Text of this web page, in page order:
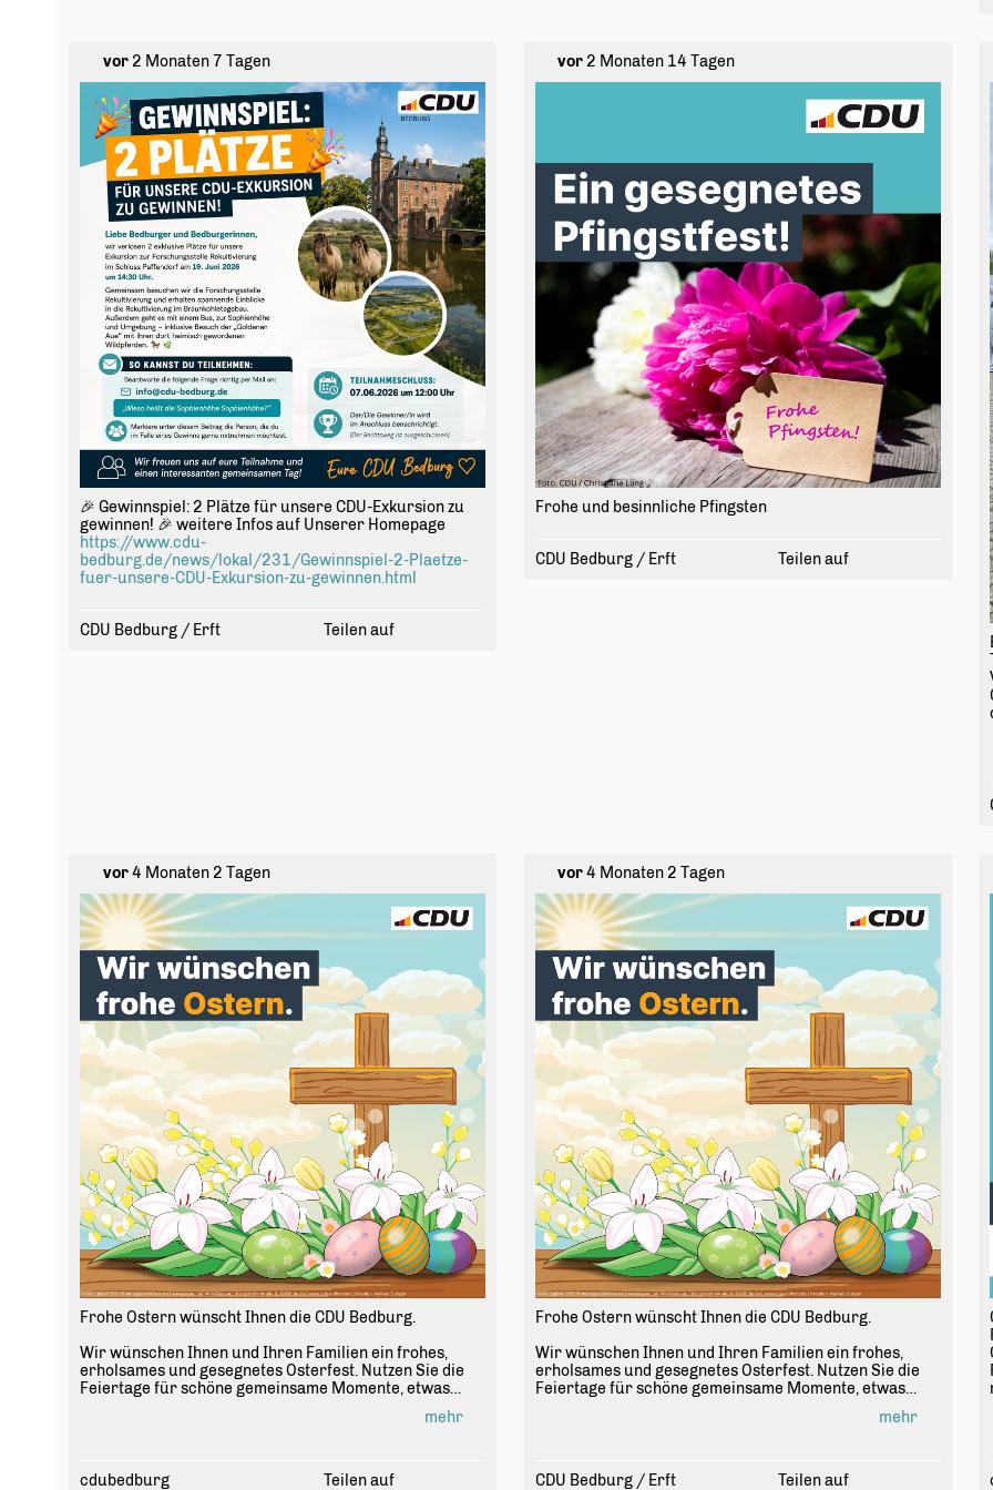
#bedburg #cdubedburg#marktplatz
#historischesrathaus
Tarifstruktur am o.g. Beispiel gravierend. Die Hin- und
Rückfahrt vom nächstgelegenen Bahnhof in Bergheim-
"Was jetzt passieren wird, dürfte klar sein. Die
fahren und profitieren dann eben auf diese Art vom
neuen Tarif", so Markus Klein, stellv.
Fraktionsvorsitzender weiter. "Vom Bahnhof Glesch bis
zur Endhaltestelle der RB 38 in Bedburg sind es nur 2,2
Bahnkilometer. Da ist eine Preisdifferenz von 16,80
Euro für die Hin- und Rückfahrt nach Köln nicht
vermittelbar!"
Die CDU Bedburg wird sich dafür einsetzen, dass der
Tarif angepasst wird und die Bedburgerinnen und
Bedburger eine attraktive Nahverkehrsanbindung an
Köln nutzen können.
#cdubedburg #bedburg #rheinland#öpnv
vor2 Monaten 7 Tagen
🎉 Gewinnspiel: 2 Plätze für unsere CDU-Exkursion zu
gewinnen! 🎉 weitere Infos auf Unserer Homepage
https://www.cdu-
bedburg.de/news/lokal/231/Gewinnspiel-2-Plaetze-
fuer-unsere-CDU-Exkursion-zu-gewinnen.html
CDU Bedburg / Erft Teilen auf
vor 2 Monaten 14 Tagen
Frohe und besinnliche Pfingsten
CDU Bedburg / Erft Teilen auf
vor4 Monaten 2 Tagen
Frohe Ostern wünscht Ihnen die CDU Bedburg.
Wir wünschen Ihnen und Ihren Familien ein frohes,
erholsames und gesegnetes Osterfest. Nutzen Sie die
Feiertage für schöne gemeinsame Momente, etwas
besonders wichtig sind.
mehr
cdubedburg Teilen auf
vor4 Monaten 2 Tagen
Frohe Ostern wünscht Ihnen die CDU Bedburg.
Wir wünschen Ihnen und Ihren Familien ein frohes,
erholsames und gesegnetes Osterfest. Nutzen Sie die
Feiertage für schöne gemeinsame Momente, etwas
besonders wichtig sind.
mehr
CDU Bedburg / Erft Teilen auf